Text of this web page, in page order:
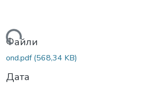
Файли
ond.pdf(568,34 KB)
Дата